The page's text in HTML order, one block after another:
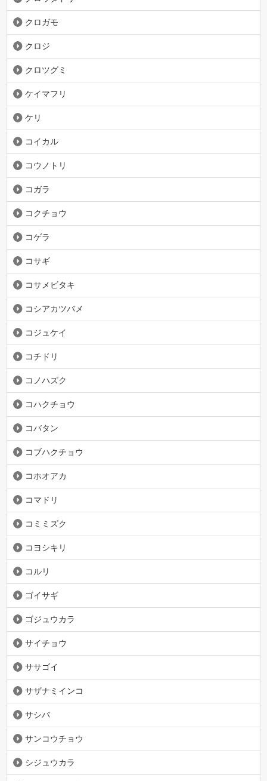
クロガモ
クロジ
クロツグミ
ケイマフリ
ケリ
コイカル
コウノトリ
コガラ
コクチョウ
コゲラ
コサギ
コサメビタキ
コシアカツバメ
コジュケイ
コチドリ
コノハズク
コハクチョウ
コバタン
コブハクチョウ
コホオアカ
コマドリ
コミミズク
コヨシキリ
コルリ
ゴイサギ
ゴジュウカラ
サイチョウ
ササゴイ
サザナミインコ
サシバ
サンコウチョウ
シジュウカラ